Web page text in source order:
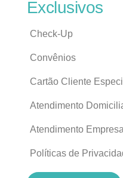
Exclusivos
Check-Up
Convênios
Cartão Cliente
Atendimento
Atendimento
Políticas de